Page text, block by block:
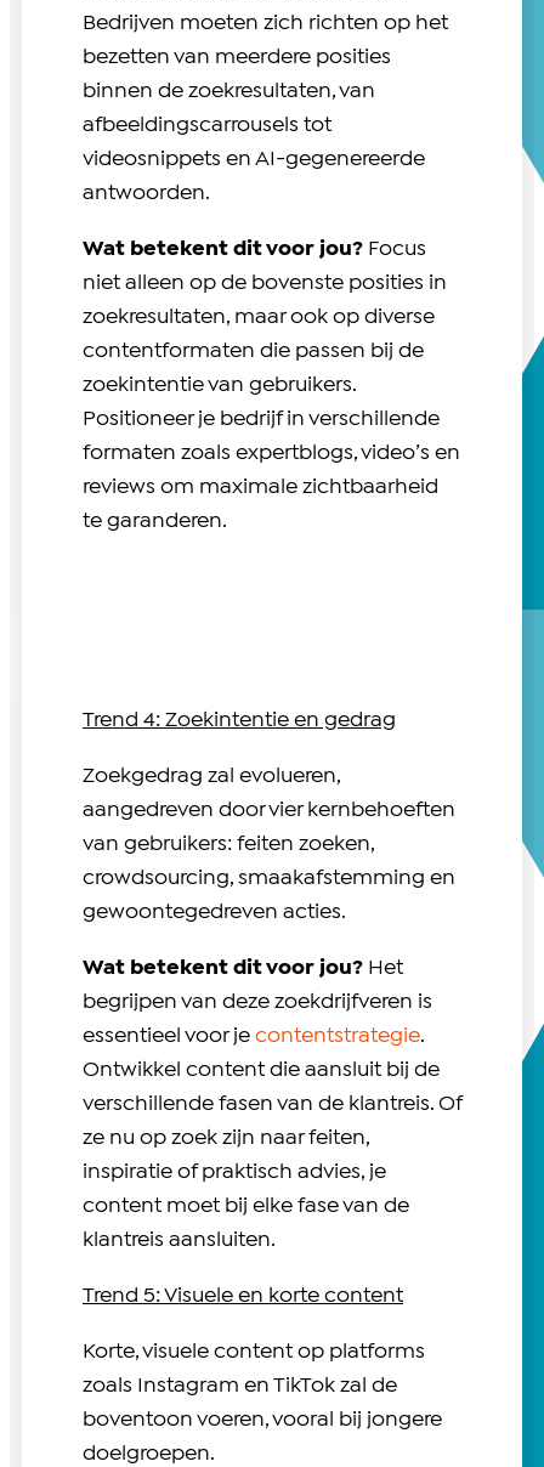
Bedrijven moeten zich richten op het
bezetten van meerdere posities
binnen de zoekresultaten, van
afbeeldingscarrousels tot
videosnippets en AI-gegenereerde
antwoorden.
Wat betekent dit voor jou? Focus
niet alleen op de bovenste posities in
zoekresultaten, maar ook op diverse
contentformaten die passen bij de
zoekintentie van gebruikers.
Positioneer je bedrijf in verschillende
formaten zoals expertblogs, video’s en
reviews om maximale zichtbaarheid
te garanderen.
Trend 4: Zoekintentie en gedrag
Zoekgedrag zal evolueren,
aangedreven door vier kernbehoeften
van gebruikers: feiten zoeken,
crowdsourcing, smaakafstemming en
gewoontegedreven acties.
Wat betekent dit voor jou? Het
begrijpen van deze zoekdrijfveren is
essentieel voor je contentstrategie.
Ontwikkel content die aansluit bij de
verschillende fasen van de klantreis. Of
ze nu op zoek zijn naar feiten,
inspiratie of praktisch advies, je
content moet bij elke fase van de
klantreis aansluiten.
Trend 5: Visuele en korte content
Korte, visuele content op platforms
zoals Instagram en TikTok zal de
boventoon voeren, vooral bij jongere
doelgroepen.